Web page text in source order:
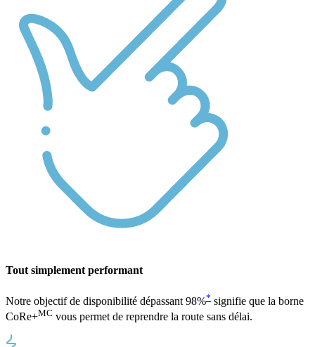
Tout simplement performant
Notre objectif de disponibilité dépassant 98%* signifie que la borne
CoRe+MC vous permet de reprendre la route sans délai.